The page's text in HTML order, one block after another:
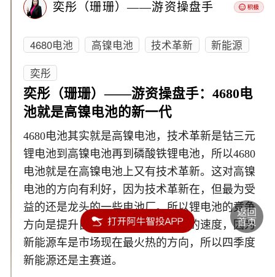
奕彤（珊珊）——游资操盘手
4680电池 高镍电池 技术革新
新能源
奕彤
奕彤（珊珊）——游资操盘手：4680电
池就是高镍电池的新一代
4680电池其实就是高镍电池，技术革新是钴三元
锂电池到高镍电池再到磷酸铁锂电池，所以4680
电池就是在高镍电池上又有技术革新。这对高镍
电池的方向有利好，因为技术革新在，但最为受
益的还是龙头的一些电池厂。所以锂电池的竞争
方向是提升自己的续航能力和充电的速度，因为
新能源车是市场现在最火热的方向，所以四季度
新能源还是主赛道。